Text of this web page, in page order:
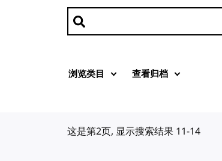
搜索文章
浏览类目 查看归档
这是第2页, 显示搜索结果 11-14